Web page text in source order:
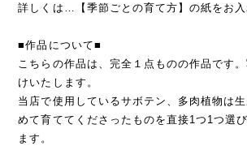
詳しくは…【季節ごとの育て方】の紙をお入
■作品について■
こちらの作品は、完全１点ものの作品です
けいたします。
当店で使用しているサボテン、多肉植物は
めて育ててくださったものを直接1つ1つ選
ます。